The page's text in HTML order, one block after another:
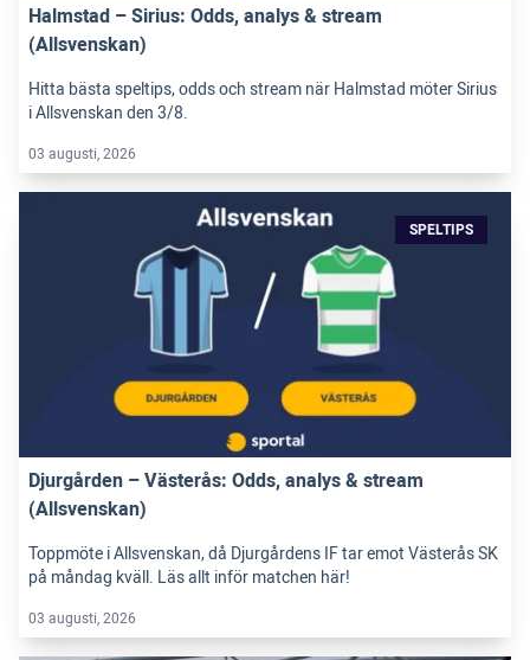
Halmstad – Sirius: Odds, analys & stream
(Allsvenskan)
Hitta bästa speltips, odds och stream när Halmstad möter Sirius
i Allsvenskan den 3/8.
03 augusti, 2026
SPELTIPS
Djurgården – Västerås: Odds, analys & stream
(Allsvenskan)
Toppmöte i Allsvenskan, då Djurgårdens IF tar emot Västerås SK
på måndag kväll. Läs allt inför matchen här!
03 augusti, 2026